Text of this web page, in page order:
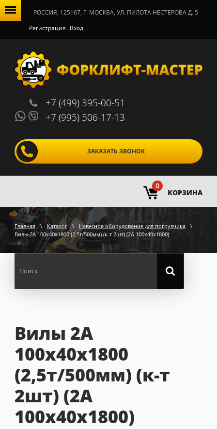
РОССИЯ, 125167, Г. МОСКВА, УЛ. ПИЛОТА НЕСТЕРОВА Д. 5
Регистрация Вход
+7 (499) 395-00-51
+7 (995) 506-17-13
ЗАКАЗАТЬ ЗВОНОК
0
КОРЗИНА
Главная \ Каталог \ Навесное оборудование для погрузчика
\
Вилы 2А 100х40х1800 (2,5т/500мм) (к-т 2шт) (2А 100х40х1800)
Вилы 2А
100х40х1800
(2,5т/500мм) (к-т
2шт) (2А
100х40х1800)